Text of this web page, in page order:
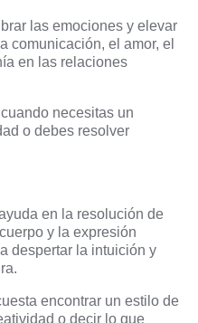
las emociones y elevar
comunicación, el amor, el
en las relaciones
necesitas un
o debes resolver
en la resolución de
y la expresión
despertar la intuición y
encontrar un estilo de
o decir lo que